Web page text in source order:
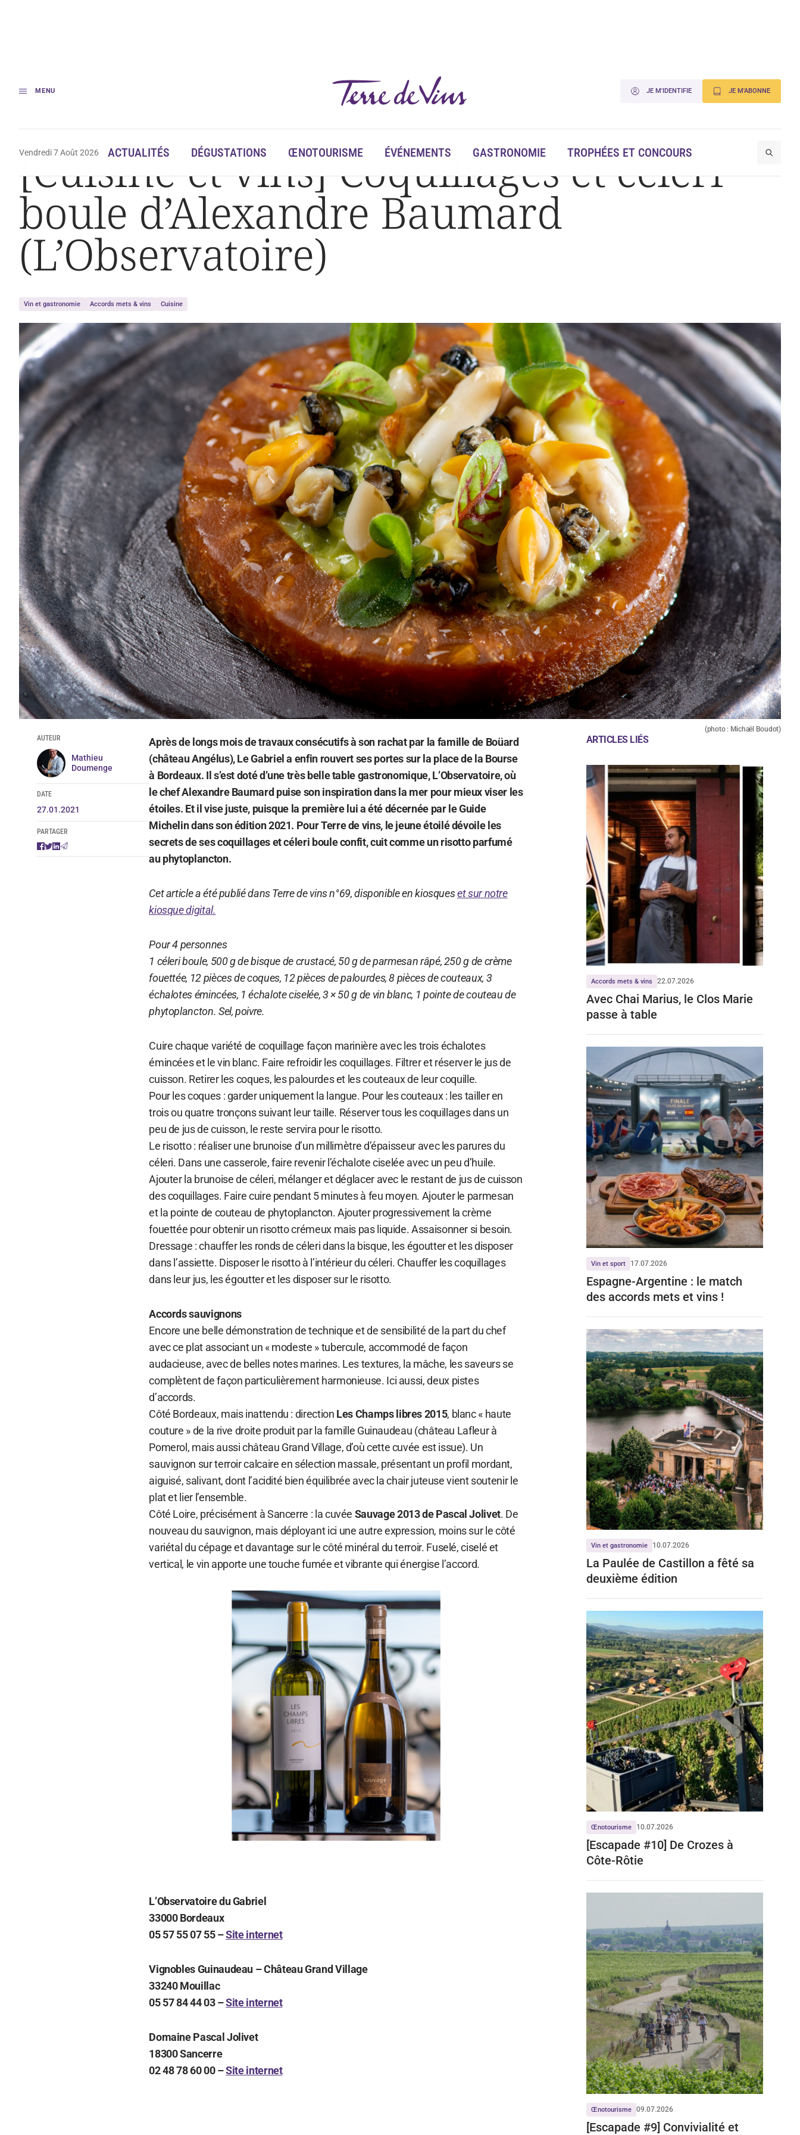
MENU JE M'IDENTIFIE JE M'ABONNE
Vendredi 7 Août 2026 ACTUALITÉS DÉGUSTATIONS ŒNOTOURISME ÉVÉNEMENTS GASTRONOMIE TROPHÉES ET CONCOURS
Accueil Gastronomie [Cuisine et vins] Coquillages et céleri boule d’Alexandre Baumard (L’Observatoire)
[Cuisine et vins] Coquillages et céleri
boule d’Alexandre Baumard
(L’Observatoire)
Vin et gastronomie Accords mets & vins Cuisine
(photo : Michaël Boudot)
AUTEUR
Mathieu
Doumenge
DATE
27.01.2021
PARTAGER
Après de longs mois de travaux consécutifs à son rachat par la famille de Boüard
(château Angélus), Le Gabriel a enfin rouvert ses portes sur la place de la Bourse
à Bordeaux. Il s’est doté d’une très belle table gastronomique, L’Observatoire, où
le chef Alexandre Baumard puise son inspiration dans la mer pour mieux viser les
étoiles. Et il vise juste, puisque la première lui a été décernée par le Guide
Michelin dans son édition 2021. Pour Terre de vins, le jeune étoilé dévoile les
secrets de ses coquillages et céleri boule confit, cuit comme un risotto parfumé
au phytoplancton.
Cet article a été publié dans Terre de vins n°69, disponible en kiosqueset sur notre
kiosque digital.
Pour 4 personnes
1 céleri boule, 500 g de bisque de crustacé, 50 g de parmesan râpé, 250 g de crème
fouettée, 12 pièces de coques, 12 pièces de palourdes, 8 pièces de couteaux, 3
échalotes émincées, 1 échalote ciselée, 3 × 50 g de vin blanc, 1 pointe de couteau de
phytoplancton. Sel, poivre.
Cuire chaque variété de coquillage façon marinière avec les trois échalotes
émincées et le vin blanc. Faire refroidir les coquillages. Filtrer et réserver le jus de
cuisson. Retirer les coques, les palourdes et les couteaux de leur coquille.
Pour les coques : garder uniquement la langue. Pour les couteaux : les tailler en
trois ou quatre tronçons suivant leur taille. Réserver tous les coquillages dans un
peu de jus de cuisson, le reste servira pour le risotto.
Le risotto : réaliser une brunoise d’un millimètre d’épaisseur avec les parures du
céleri. Dans une casserole, faire revenir l’échalote ciselée avec un peu d’huile.
Ajouter la brunoise de céleri, mélanger et déglacer avec le restant de jus de cuisson
des coquillages. Faire cuire pendant 5 minutes à feu moyen. Ajouter le parmesan
et la pointe de couteau de phytoplancton. Ajouter progressivement la crème
fouettée pour obtenir un risotto crémeux mais pas liquide. Assaisonner si besoin.
Dressage : chauffer les ronds de céleri dans la bisque, les égoutter et les disposer
dans l’assiette. Disposer le risotto à l’intérieur du céleri. Chauffer les coquillages
dans leur jus, les égoutter et les disposer sur le risotto.
Accords sauvignons
Encore une belle démonstration de technique et de sensibilité de la part du chef
avec ce plat associant un « modeste » tubercule, accommodé de façon
audacieuse, avec de belles notes marines. Les textures, la mâche, les saveurs se
complètent de façon particulièrement harmonieuse. Ici aussi, deux pistes
d’accords.
Côté Bordeaux, mais inattendu : direction Les Champs libres 2015, blanc « haute
couture » de la rive droite produit par la famille Guinaudeau (château Lafleur à
Pomerol, mais aussi château Grand Village, d’où cette cuvée est issue). Un
sauvignon sur terroir calcaire en sélection massale, présentant un profil mordant,
aiguisé, salivant, dont l’acidité bien équilibrée avec la chair juteuse vient soutenir le
plat et lier l’ensemble.
Côté Loire, précisément à Sancerre : la cuvée Sauvage 2013 de Pascal Jolivet. De
nouveau du sauvignon, mais déployant ici une autre expression, moins sur le côté
variétal du cépage et davantage sur le côté minéral du terroir. Fuselé, ciselé et
vertical, le vin apporte une touche fumée et vibrante qui énergise l’accord.
L’Observatoire du Gabriel
33000 Bordeaux
05 57 55 07 55 –Site internet
Vignobles Guinaudeau – Château Grand Village
33240 Mouillac
05 57 84 44 03 –Site internet
Domaine Pascal Jolivet
18300 Sancerre
02 48 78 60 00 –Site internet
ARTICLES LIÉS
Accords mets & vins 22.07.2026
Avec Chai Marius, le Clos Marie
passe à table
Vin et sport 17.07.2026
Espagne-Argentine : le match
des accords mets et vins !
Vin et gastronomie 10.07.2026
La Paulée de Castillon a fêté sa
deuxième édition
Œnotourisme 10.07.2026
[Escapade #10] De Crozes à
Côte-Rôtie
Œnotourisme 09.07.2026
[Escapade #9] Convivialité et